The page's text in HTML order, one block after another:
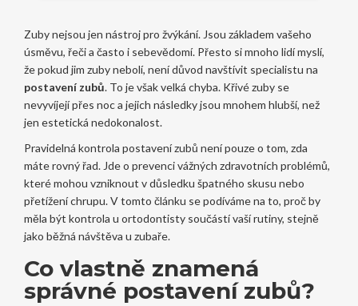
Zuby nejsou jen nástroj pro žvýkání. Jsou základem vašeho
úsměvu, řeči a často i sebevědomí. Přesto si mnoho lidí myslí,
že pokud jim zuby nebolí, není důvod navštívit specialistu na
postavení zubů. To je však velká chyba. Křivé zuby se
nevyvíjejí přes noc a jejich následky jsou mnohem hlubší, než
jen estetická nedokonalost.
Pravidelná kontrola postavení zubů není pouze o tom, zda
máte rovný řad. Jde o prevenci vážných zdravotních problémů,
které mohou vzniknout v důsledku špatného skusu nebo
přetížení chrupu. V tomto článku se podíváme na to, proč by
měla být kontrola u ortodontisty součástí vaší rutiny, stejně
jako běžná návštěva u zubaře.
Co vlastně znamená
správné postavení zubů?